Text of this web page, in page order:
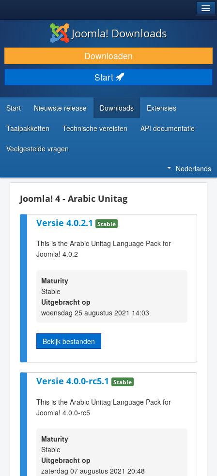
DOWNLOAD & BREID UIT
ONTDEK & LEER
COMMUNITY & ONDERSTEUNING
ONTWIKKELAARSBRONNEN
Joomla! Downloads
Downloaden
Start
Start Nieuwste release Downloads Extensies
Taalpakketten Technische vereisten API documentatie
Veelgestelde vragen
Nederlands
Joomla! 4 - Arabic Unitag
Versie 4.0.2.1 Stable
This is the Arabic Unitag Language Pack for
Joomla! 4.0.2
Maturity
Stable
Uitgebracht op
woensdag 25 augustus 2021 14:03
Bekijk bestanden
Versie 4.0.0-rc5.1 Stable
This is the Arabic Unitag Language Pack for
Joomla! 4.0.0-rc5
Maturity
Stable
Uitgebracht op
zaterdag 07 augustus 2021 20:48